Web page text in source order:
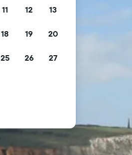
11 12 13
18 19 20
25 26 27